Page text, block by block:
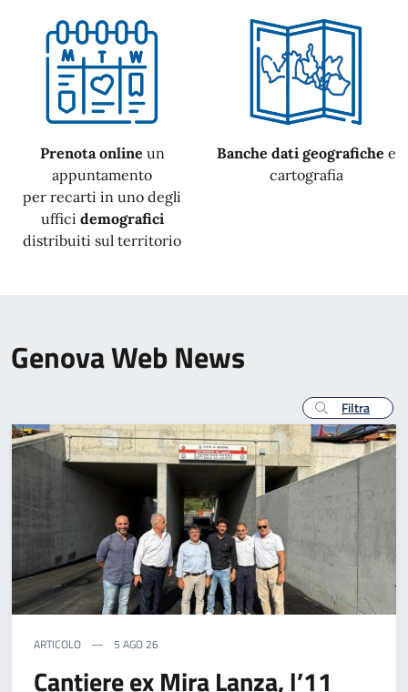
Prenota online un
appuntamento
per recarti in uno degli
uffici demografici
distribuiti sul territorio
Banche dati geografiche e
cartografia
Genova Web News
Filtra
ARTICOLO 5 AGO 26
Cantiere ex Mira Lanza, l’11